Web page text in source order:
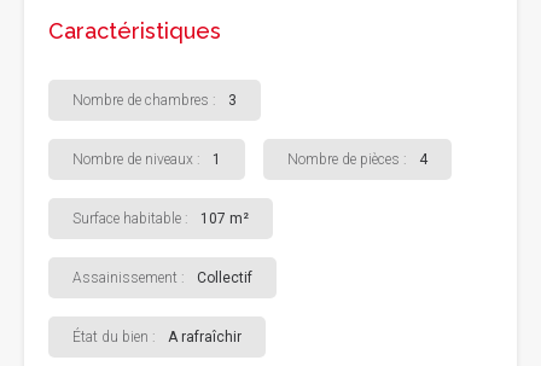
Caractéristiques
Nombre de chambres : 3
Nombre de niveaux : 1 Nombre de pièces : 4
Surface habitable : 107 m²
Assainissement : Collectif
État du bien : A rafraîchir